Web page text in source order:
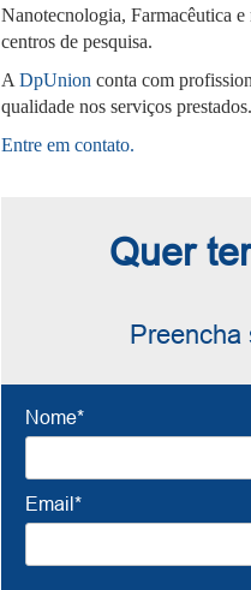
Nanotecnologia, Farmacêutica e
centros de pesquisa.
A DpUnion conta com
qualidade nos serviços prestados.
Entre em contato.
Quer
Preencha
Nome*
Email*